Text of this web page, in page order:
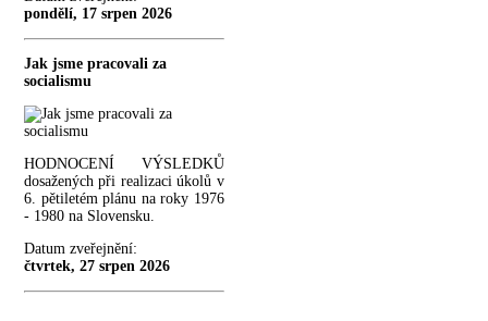
pondělí, 17 srpen 2026
Jak jsme pracovali za
socialismu
HODNOCENÍ VÝSLEDKŮ
dosažených při realizaci úkolů v
6. pětiletém plánu na roky 1976
- 1980 na Slovensku.
Datum zveřejnění:
čtvrtek, 27 srpen 2026